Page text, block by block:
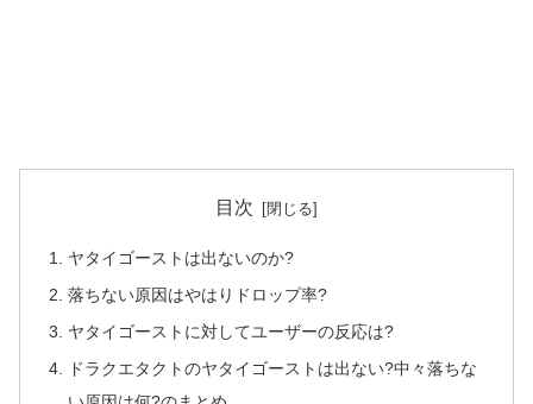
目次
ヤタイゴーストは出ないのか?
落ちない原因はやはりドロップ率?
ヤタイゴーストに対してユーザーの反応は?
ドラクエタクトのヤタイゴーストは出ない?中々落ちな